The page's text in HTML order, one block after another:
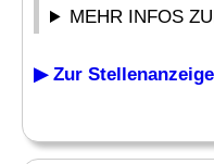
MEHR INFOS
▶ Zur Stellenanzeige